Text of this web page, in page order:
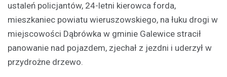
ustaleń policjantów, 24-letni kierowca forda,
mieszkaniec powiatu wieruszowskiego, na łuku drogi w
miejscowości Dąbrówka w gminie Galewice stracił
panowanie nad pojazdem, zjechał z jezdni i uderzył w
przydrożne drzewo.